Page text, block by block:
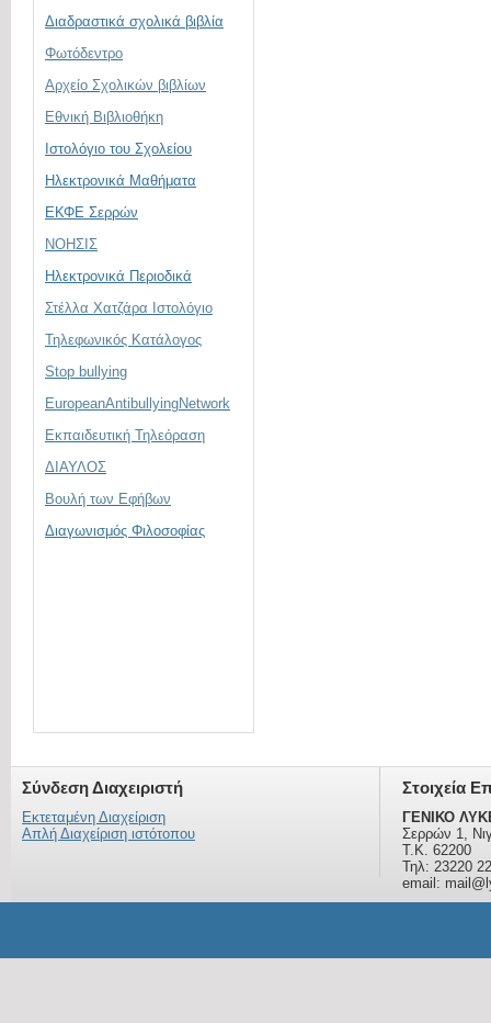
Διαδραστικά σχολικά βιβλία
Φωτόδεντρο
Αρχείο Σχολικών βιβλίων
Εθνική Βιβλιοθήκη
Ιστολόγιο του Σχολείου
Ηλεκτρονικά Μαθήματα
ΕΚΦΕ Σερρών
ΝΟΗΣΙΣ
Ηλεκτρονικά Περιοδικά
Στέλλα Χατζάρα Ιστολόγιο
Τηλεφωνικός Κατάλογος
Stop bullying
EuropeanAntibullyingNetwork
Εκπαιδευτική Τηλεόραση
ΔΙΑΥΛΟΣ
Βουλή των Εφήβων
Διαγωνισμός Φιλοσοφίας
Σύνδεση Διαχειριστή
Εκτεταμένη Διαχείριση
Απλή Διαχείριση ιστότοπου
Στοιχεία
ΓΕΝΙΚΟ
Σερρών 1,
Τ.Κ. 62200
Τηλ: 23220
email: